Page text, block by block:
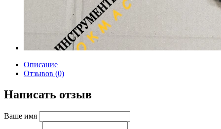
Описание
Отзывов (0)
Написать отзыв
Ваше имя